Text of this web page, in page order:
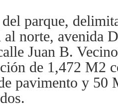
parque,
norte, avenida
Juan B.
de 1,472 M2
pavimento y 50